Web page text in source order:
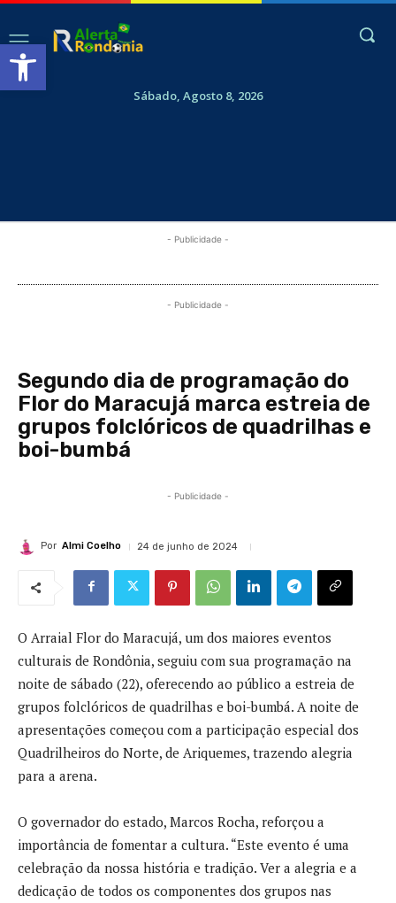
Sábado, Agosto 8, 2026
- Publicidade -
- Publicidade -
Segundo dia de programação do
Flor do Maracujá marca estreia de
grupos folclóricos de quadrilhas e
boi-bumbá
- Publicidade -
Por Almi Coelho 24 de junho de 2024
O Arraial Flor do Maracujá, um dos maiores eventos
culturais de Rondônia, seguiu com sua programação na
noite de sábado (22), oferecendo ao público a estreia de
grupos folclóricos de quadrilhas e boi-bumbá. A noite de
apresentações começou com a participação especial dos
Quadrilheiros do Norte, de Ariquemes, trazendo alegria
para a arena.
O governador do estado, Marcos Rocha, reforçou a
importância de fomentar a cultura. “Este evento é uma
celebração da nossa história e tradição. Ver a alegria e a
dedicação de todos os componentes dos grupos nas
Abrir a barra de ferramentas